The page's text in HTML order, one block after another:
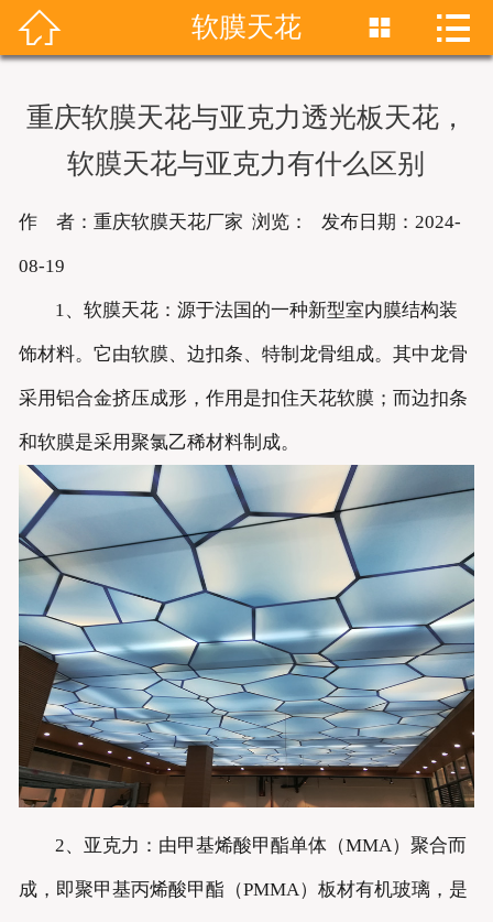
首页
联系我们
 软膜天花  
重庆软膜天花与亚克力透光板天花，
软膜天花与亚克力有什么区别
作 者：重庆软膜天花厂家 浏览： 发布日期：2024-
08-19
1、软膜天花：源于法国的一种新型室内膜结构装
饰材料。它由软膜、边扣条、特制龙骨组成。其中龙骨
采用铝合金挤压成形，作用是扣住天花软膜；而边扣条
和软膜是采用聚氯乙稀材料制成。
2、亚克力：由甲基烯酸甲酯单体（MMA）聚合而
成，即聚甲基丙烯酸甲酯（PMMA）板材有机玻璃，是